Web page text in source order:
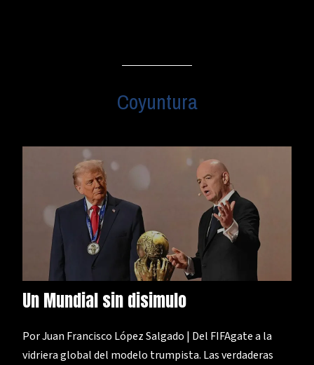
Coyuntura
Un Mundial sin disimulo
Por Juan Francisco López Salgado | Del FIFAgate a la
vidriera global del modelo trumpista. Las verdaderas